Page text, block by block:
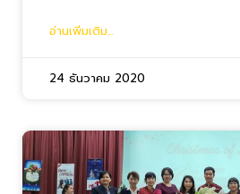
อ่านเพิ่มเติม...
24 ธันวาคม 2020